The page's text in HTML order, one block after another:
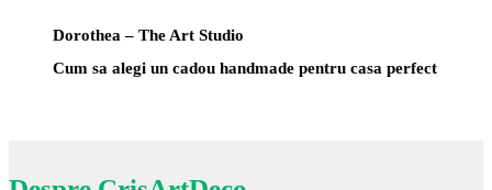
Dorothea – The Art Studio
Cum sa alegi un cadou handmade pentru casa perfect